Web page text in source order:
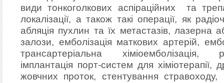
види тонкоголкових аспіраційних та
локалізації, а також такі операції, як
абляція пухлин та їх метастазів, лазерна
залози, емболізація маткових артерій,
трансартеріальна хіміоемболізація,
імплантація порт-систем для
жовчних проток, стентування стравоходу,